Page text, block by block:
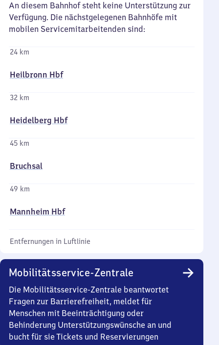
An diesem Bahnhof steht keine Unterstützung zur
Verfügung. Die nächstgelegenen Bahnhöfe mit
mobilen Servicemitarbeitenden sind:
24 km
Heilbronn Hbf
32 km
Heidelberg Hbf
45 km
Bruchsal
49 km
Mannheim Hbf
Entfernungen in Luftlinie
Mobilitätsservice-Zentrale
Die Mobilitätsservice-Zentrale beantwortet
Fragen zur Barrierefreiheit, meldet für
Menschen mit Beeinträchtigung oder
Behinderung Unterstützungswünsche an und
bucht für sie Tickets und Reservierungen